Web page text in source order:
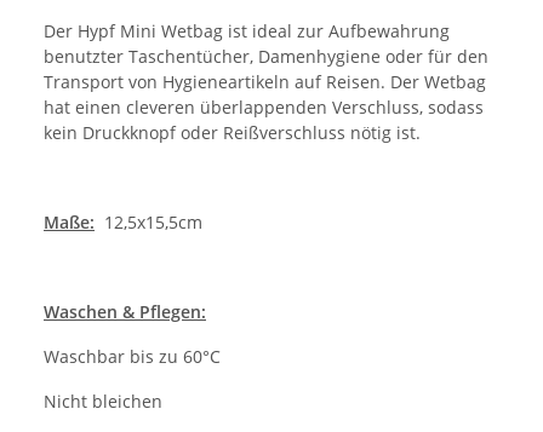
Der Hypf Mini Wetbag ist ideal zur Aufbewahrung
benutzter Taschentücher, Damenhygiene oder für den
Transport von Hygieneartikeln auf Reisen. Der Wetbag
hat einen cleveren überlappenden Verschluss, sodass
kein Druckknopf oder Reißverschluss nötig ist.
Maße: 12,5x15,5cm
Waschen & Pflegen:
Waschbar bis zu 60°C
Nicht bleichen